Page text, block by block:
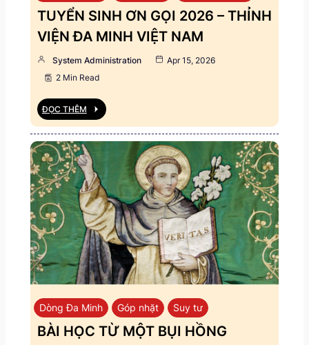
TUYỂN SINH ƠN GỌI 2026 – THỈNH
VIỆN ĐA MINH VIỆT NAM
System Administration
Apr 15, 2026
2 Min Read
ĐỌC THÊM
Dòng Đa Minh Góp nhặt Suy tư
BÀI HỌC TỪ MỘT BỤI HỒNG